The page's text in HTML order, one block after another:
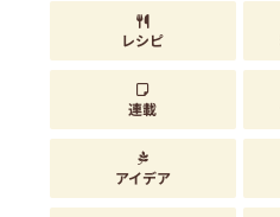
レシピ
連載
アイデア